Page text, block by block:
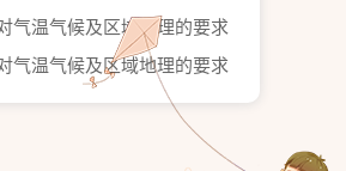
气温气候及区域地理的要求
气温气候及区域地理的要求